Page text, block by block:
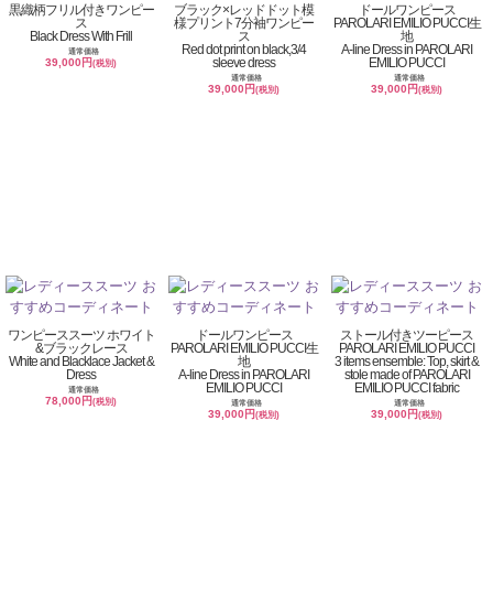
黒織柄フリル付きワンピー
ス
Black Dress With Frill
通常価格
39,000円(税別)
ブラック×レッドドット模
様プリント7分袖ワンピー
ス
Red dot print on black,3/4
sleeve dress
通常価格
39,000円(税別)
ドールワンピース
PAROLARI EMILIO PUCCI生
地
A-line Dress in PAROLARI
EMILIO PUCCI
通常価格
39,000円(税別)
ワンピーススーツ ホワイト
&ブラックレース
White and Blacklace Jacket &
Dress
通常価格
78,000円(税別)
ドールワンピース
PAROLARI EMILIO PUCCI生
地
A-line Dress in PAROLARI
EMILIO PUCCI
通常価格
39,000円(税別)
ストール付きツーピース
PAROLARI EMILIO PUCCI
3 items ensemble: Top, skirt &
stole made of PAROLARI
EMILIO PUCCI fabric
通常価格
39,000円(税別)